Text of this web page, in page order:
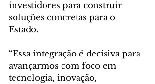
investidores para construir
soluções concretas para o
Estado.
“Essa integração é decisiva para
avançarmos com foco em
tecnologia, inovação,